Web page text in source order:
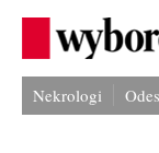
Nekrologi